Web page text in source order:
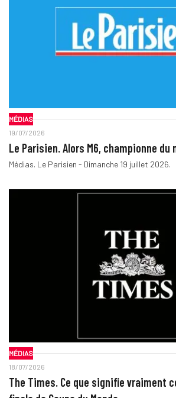
MÉDIAS
19/07/2026
Le Parisien. Alors M6, championne du
Médias. Le Parisien - Dimanche 19 juillet 2026.
MÉDIAS
18/07/2026
The Times. Ce que signifie vraiment